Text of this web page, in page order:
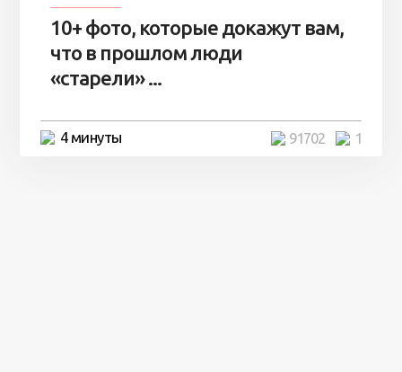
10+ фото, которые докажут вам,
что в прошлом люди
«старели» ...
4 минуты 1
91702